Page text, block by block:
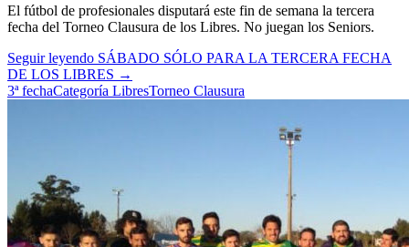
El fútbol de profesionales disputará este fin de semana la tercera
fecha del Torneo Clausura de los Libres. No juegan los Seniors.
Seguir leyendo SÁBADO SÓLO PARA LA TERCERA FECHA
DE LOS LIBRES →
3ª fechaCategoría LibresTorneo Clausura